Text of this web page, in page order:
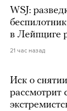
WSJ:
в Лейпциге
21 час назад
Иск о
рассмотрит